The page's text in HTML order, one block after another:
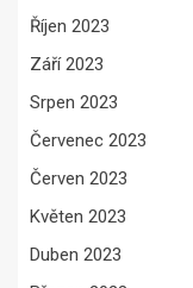
Říjen 2023
Září 2023
Srpen 2023
Červenec 2023
Červen 2023
Květen 2023
Duben 2023